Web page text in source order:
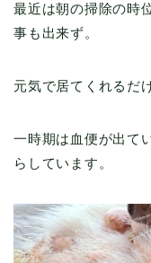
最近は朝の掃除の時
事も出来ず。
元気で居てくれるだ
一時期は血便が出て
らしています。